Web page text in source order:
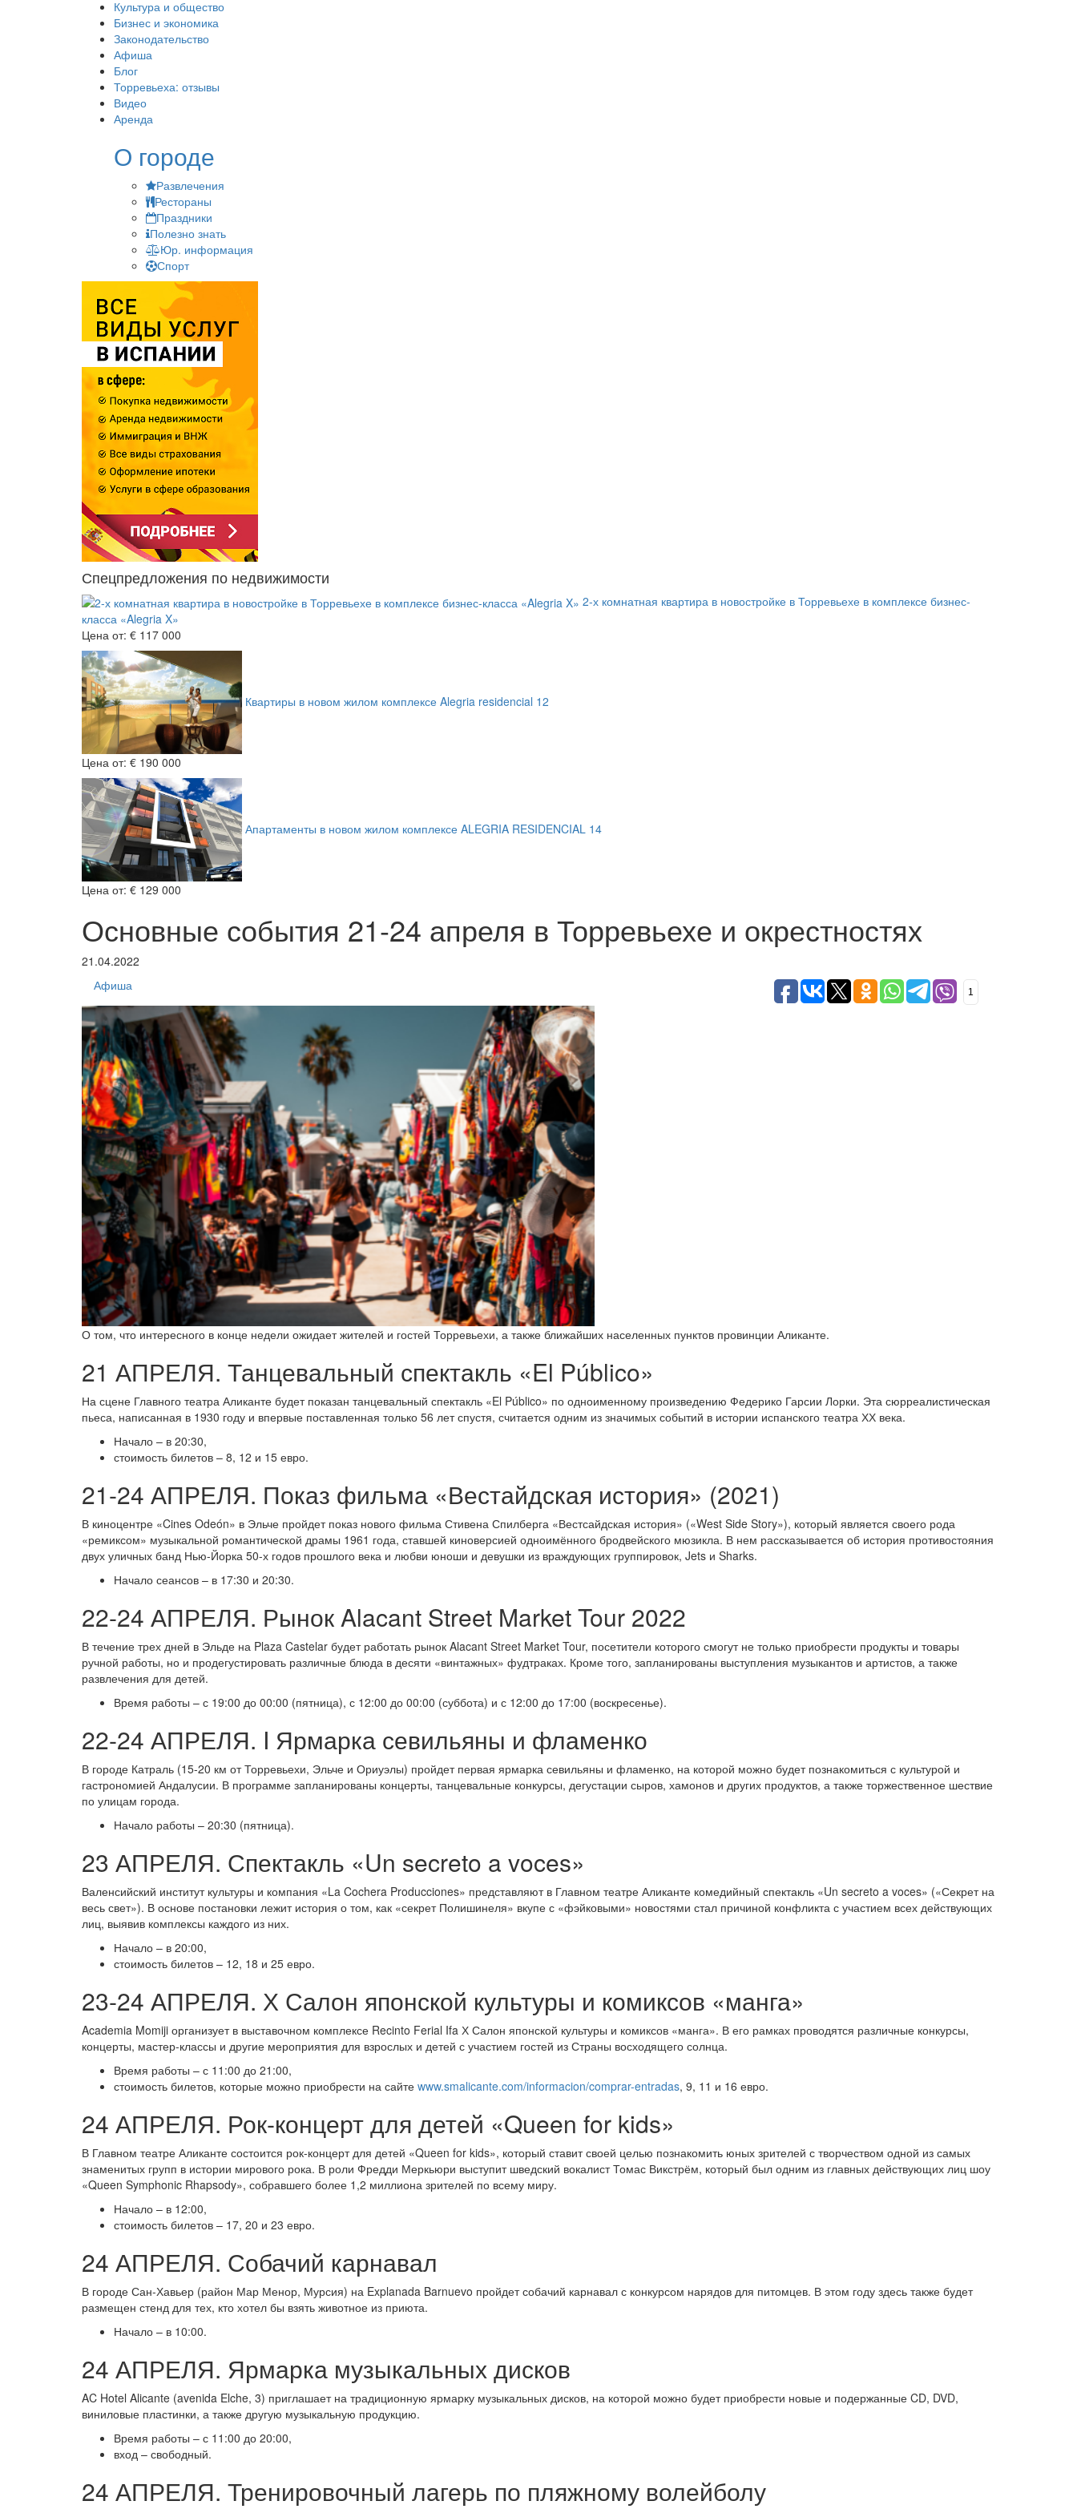
Культура и общество
Бизнес и экономика
Законодательство
Афиша
Блог
Торревьеха: отзывы
Видео
Аренда
О городе
Развлечения
Рестораны
Праздники
Полезно знать
Юр. информация
Спорт
Спецпредложения по недвижимости
2-х комнатная квартира в новостройке в Торревьехе в комплексе бизнес-
класса «Alegria X»
Цена от: € 117 000
Квартиры в новом жилом комплексе Alegria residencial 12
Цена от: € 190 000
Апартаменты в новом жилом комплексе ALEGRIA RESIDENCIAL 14
Цена от: € 129 000
Основные события 21-24 апреля в Торревьехе и окрестностях
21.04.2022
Афиша
1
О том, что интересного в конце недели ожидает жителей и гостей Торревьехи, а также ближайших населенных пунктов провинции Аликанте.
21 АПРЕЛЯ. Танцевальный спектакль «El Público»
На сцене Главного театра Аликанте будет показан танцевальный спектакль «El Público» по одноименному произведению Федерико Гарсии Лорки. Эта сюрреалистическая
пьеса, написанная в 1930 году и впервые поставленная только 56 лет спустя, считается одним из значимых событий в истории испанского театра ХХ века.
Начало – в 20:30,
стоимость билетов – 8, 12 и 15 евро.
21-24 АПРЕЛЯ. Показ фильма «Вестайдская история» (2021)
В киноцентре «Cines Odeón» в Эльче пройдет показ нового фильма Стивена Спилберга «Вестсайдская история» («West Side Story»), который является своего рода
«ремиксом» музыкальной романтической драмы 1961 года, ставшей киноверсией одноимённого бродвейского мюзикла. В нем рассказывается об история противостояния
двух уличных банд Нью-Йорка 50-х годов прошлого века и любви юноши и девушки из враждующих группировок, Jets и Sharks.
Начало сеансов – в 17:30 и 20:30.
22-24 АПРЕЛЯ. Рынок Alacant Street Market Tour 2022
В течение трех дней в Эльде на Plaza Castelar будет работать рынок Alacant Street Market Tour, посетители которого смогут не только приобрести продукты и товары
ручной работы, но и продегустировать различные блюда в десяти «винтажных» фудтраках. Кроме того, запланированы выступления музыкантов и артистов, а также
развлечения для детей.
Время работы – с 19:00 до 00:00 (пятница), с 12:00 до 00:00 (суббота) и с 12:00 до 17:00 (воскресенье).
22-24 АПРЕЛЯ. I Ярмарка севильяны и фламенко
В городе Катраль (15-20 км от Торревьехи, Эльче и Ориуэлы) пройдет первая ярмарка севильяны и фламенко, на которой можно будет познакомиться с культурой и
гастрономией Андалусии. В программе запланированы концерты, танцевальные конкурсы, дегустации сыров, хамонов и других продуктов, а также торжественное шествие
по улицам города.
Начало работы – 20:30 (пятница).
23 АПРЕЛЯ. Спектакль «Un secreto a voces»
Валенсийский институт культуры и компания «La Cochera Producciones» представляют в Главном театре Аликанте комедийный спектакль «Un secreto a voces» («Секрет на
весь свет»). В основе постановки лежит история о том, как «секрет Полишинеля» вкупе с «фэйковыми» новостями стал причиной конфликта с участием всех действующих
лиц, выявив комплексы каждого из них.
Начало – в 20:00,
стоимость билетов – 12, 18 и 25 евро.
23-24 АПРЕЛЯ. Х Салон японской культуры и комиксов «манга»
Academia Momiji организует в выставочном комплексе Recinto Ferial Ifa Х Салон японской культуры и комиксов «манга». В его рамках проводятся различные конкурсы,
концерты, мастер-классы и другие мероприятия для взрослых и детей с участием гостей из Страны восходящего солнца.
Время работы – с 11:00 до 21:00,
стоимость билетов, которые можно приобрести на сайте www.smalicante.com/informacion/comprar-entradas, 9, 11 и 16 евро.
24 АПРЕЛЯ. Рок-концерт для детей «Queen for kids»
В Главном театре Аликанте состоится рок-концерт для детей «Queen for kids», который ставит своей целью познакомить юных зрителей с творчеством одной из самых
знаменитых групп в истории мирового рока. В роли Фредди Меркьюри выступит шведский вокалист Томас Викстрём, который был одним из главных действующих лиц шоу
«Queen Symphonic Rhapsody», собравшего более 1,2 миллиона зрителей по всему миру.
Начало – в 12:00,
стоимость билетов – 17, 20 и 23 евро.
24 АПРЕЛЯ. Собачий карнавал
В городе Сан-Хавьер (район Мар Менор, Мурсия) на Explanada Barnuevo пройдет собачий карнавал с конкурсом нарядов для питомцев. В этом году здесь также будет
размещен стенд для тех, кто хотел бы взять животное из приюта.
Начало – в 10:00.
24 АПРЕЛЯ. Ярмарка музыкальных дисков
AC Hotel Alicante (avenida Elche, 3) приглашает на традиционную ярмарку музыкальных дисков, на которой можно будет приобрести новые и подержанные CD, DVD,
виниловые пластинки, а также другую музыкальную продукцию.
Время работы – с 11:00 до 20:00,
вход – свободный.
24 АПРЕЛЯ. Тренировочный лагерь по пляжному волейболу